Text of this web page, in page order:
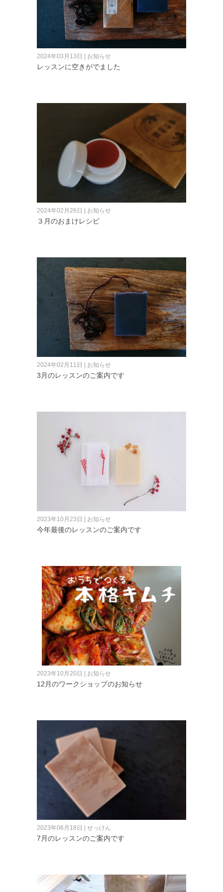
2024年03月13日 | お知らせ
レッスンに空きがでました
2024年02月26日 | お知らせ
３月のおまけレシピ
2024年02月11日 | お知らせ
3月のレッスンのご案内です
2023年10月23日 | お知らせ
今年最後のレッスンのご案内です
2023年10月20日 | お知らせ
12月のワークショップのお知らせ
2023年06月18日 | せっけん
7月のレッスンのご案内です